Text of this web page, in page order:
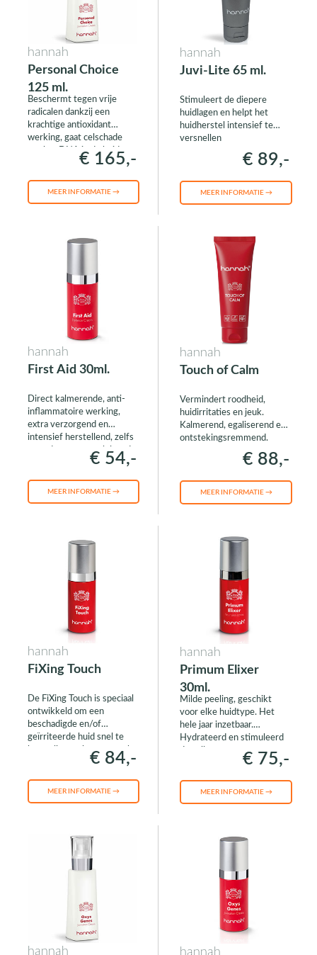
hannah
Personal Choice
125 ml.
Beschermt tegen vrije
radicalen dankzij een
krachtige antioxidant
werking, gaat celschade
aan het DNA in de huid
€ 165,-
MEER INFORMATIE →
hannah
Juvi-Lite 65 ml.
Stimuleert de diepere
huidlagen en helpt het
huidherstel intensief te
versnellen
€ 89,-
MEER INFORMATIE →
hannah
First Aid 30ml.
Direct kalmerende, anti-
inflammatoire werking,
extra verzorgend en
intensief herstellend, zelfs
voor de meest veeleisende
€ 54,-
MEER INFORMATIE →
hannah
Touch of Calm
Vermindert roodheid,
huidirritaties en jeuk.
Kalmerend, egaliserend en
ontstekingsremmend.
€ 88,-
MEER INFORMATIE →
hannah
FiXing Touch
De FiXing Touch is speciaal
ontwikkeld om een
beschadigde en/of
geïrriteerde huid snel te
herstellen en het versterkt
de natuurlijke huidbarrière.
€ 84,-
MEER INFORMATIE →
hannah
Primum Elixer
30ml.
Milde peeling, geschikt
voor elke huidtype. Het
hele jaar inzetbaar.
Hydrateerd en stimuleerd
elastineproductie.€ 75,-
MEER INFORMATIE →
hannah hannah